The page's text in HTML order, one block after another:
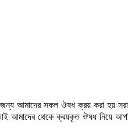
আমাদের সকল ঔষধ ক্রয় করা হয়
আমাদের থেকে ক্রয়কৃত ঔষধ